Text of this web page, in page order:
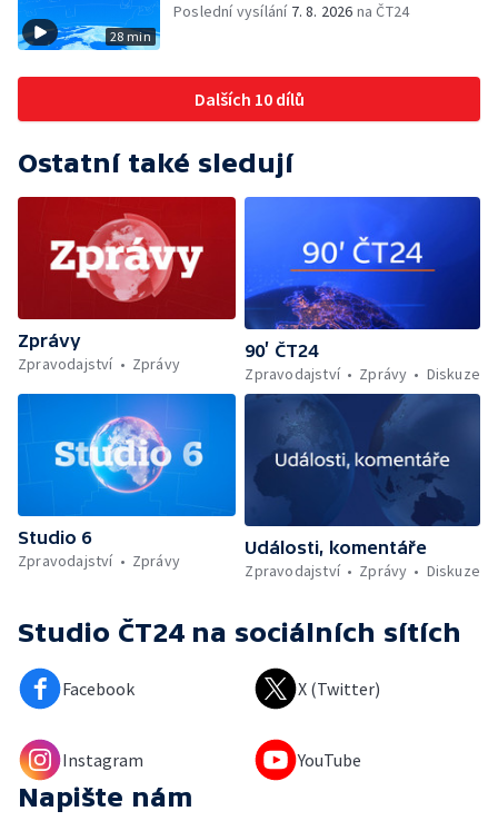
28 min
Poslední vysílání 7. 8. 2026 na ČT24
Dalších 10 dílů
Ostatní také sledují
Zprávy
Zpravodajství
Zprávy
90’ ČT24
Zpravodajství
Zprávy Diskuze
Studio 6
Zpravodajství
Zprávy
Události, komentáře
Zpravodajství
Zprávy Diskuze
Studio ČT24 na sociálních sítích
Facebook X (Twitter)
Instagram YouTube
Napište nám